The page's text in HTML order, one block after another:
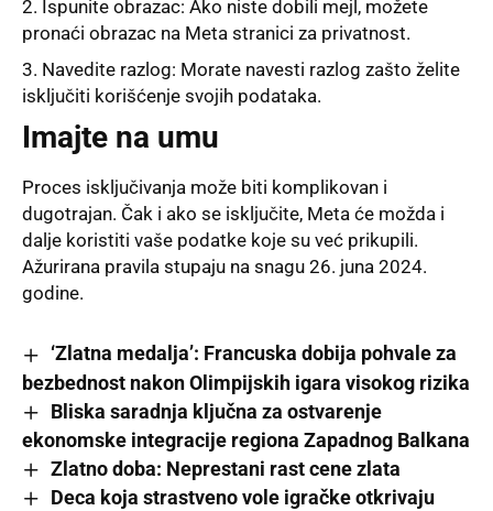
Ispunite obrazac: Ako niste dobili mejl, možete
pronaći obrazac na Meta stranici za privatnost.
Navedite razlog: Morate navesti razlog zašto želite
isključiti korišćenje svojih podataka.
Imajte na umu
Proces isključivanja može biti komplikovan i
dugotrajan. Čak i ako se isključite, Meta će možda i
dalje koristiti vaše podatke koje su već prikupili.
Ažurirana pravila stupaju na snagu 26. juna 2024.
godine.
‘Zlatna medalja’: Francuska dobija pohvale za
bezbednost nakon Olimpijskih igara visokog rizika
Bliska saradnja ključna za ostvarenje
ekonomske integracije regiona Zapadnog Balkana
Zlatno doba: Neprestani rast cene zlata
Deca koja strastveno vole igračke otkrivaju